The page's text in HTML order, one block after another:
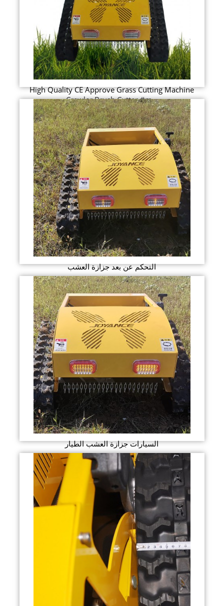
High Quality CE Approve Grass Cutting Machine
Crawler Brush Cutter #m...
التحكم عن بعد جزازة العشب
السيارات جزازة العشب الطيار